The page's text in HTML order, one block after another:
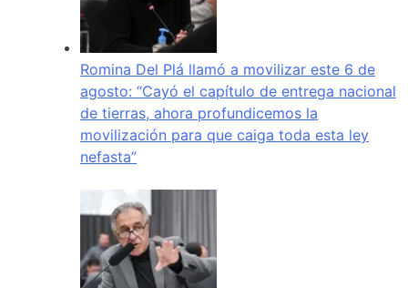
Romina Del Plá llamó a movilizar este 6 de
agosto: “Cayó el capítulo de entrega nacional
de tierras, ahora profundicemos la
movilización para que caiga toda esta ley
nefasta”